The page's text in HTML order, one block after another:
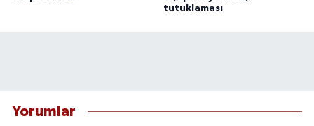
tutuklaması
Yorumlar